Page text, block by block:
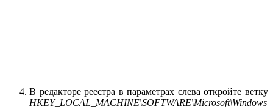
В редакторе реестра в параметрах слева откройте ветку
HKEY_LOCAL_MACHINE\SOFTWARE\Microsoft\Windows